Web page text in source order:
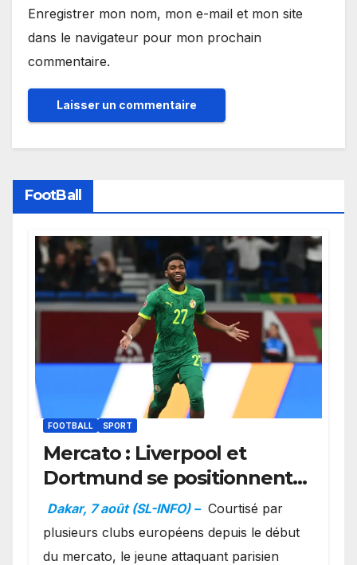
Enregistrer mon nom, mon e-mail et mon site
dans le navigateur pour mon prochain
commentaire.
FootBall
FOOTBALL SPORT
Mercato : Liverpool et
Dortmund se positionnent
en favoris pour recruter
Ibrahim Mbaye
Dakar, 7 août (SL-INFO) – Courtisé par
plusieurs clubs européens depuis le début
du mercato, le jeune attaquant parisien